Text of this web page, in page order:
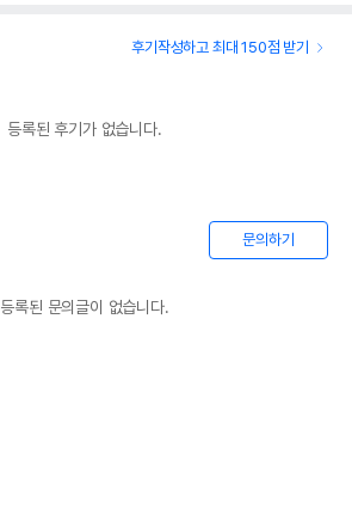
후기작성하고 최대 150점 받기
등록된 후기가 없습니다.
문의하기
등록된 문의글이 없습니다.